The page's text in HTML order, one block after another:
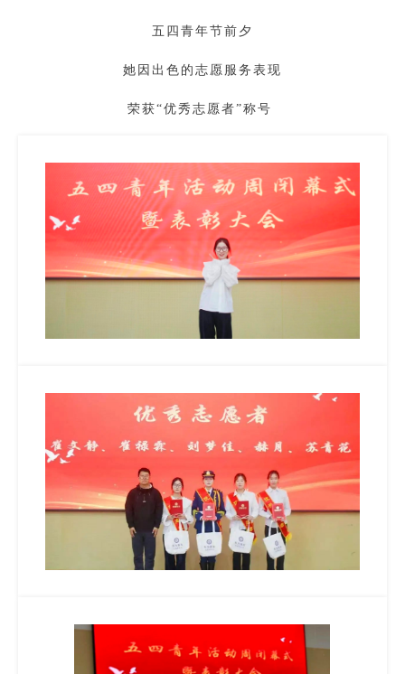
五四青年节前夕
她因出色的志愿服务表现
荣获“优秀志愿者”称号